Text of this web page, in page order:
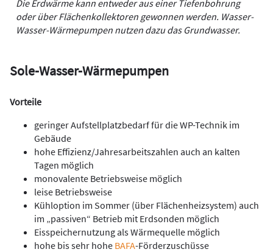
Die Erdwärme kann entweder aus einer Tiefenbohrung
oder über Flächenkollektoren gewonnen werden. Wasser-
Wasser-Wärmepumpen nutzen dazu das Grundwasser.
Sole-Wasser-Wärmepumpen
Vorteile
geringer Aufstellplatzbedarf für die WP-Technik im
Gebäude
hohe Effizienz/Jahresarbeitszahlen auch an kalten
Tagen möglich
monovalente Betriebsweise möglich
leise Betriebsweise
Kühloption im Sommer (über Flächenheizsystem) auch
im „passiven“ Betrieb mit Erdsonden möglich
Eisspeichernutzung als Wärmequelle möglich
hohe bis sehr hohe BAFA-Förderzuschüsse